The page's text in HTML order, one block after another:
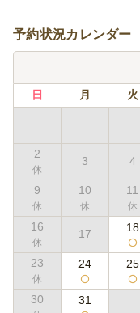
予約状況カレンダー
日 月 火
2
3 4
9 10 11
16
17 18
23 24 25
30 31